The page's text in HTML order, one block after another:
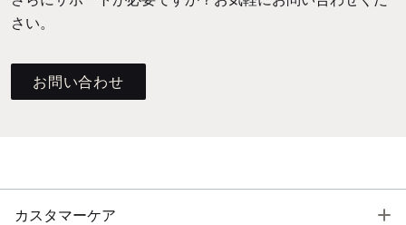
さい。
お問い合わせ
カスタマーケア